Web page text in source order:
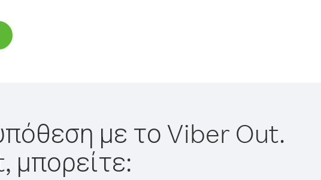
με το Viber Out.
μπορείτε: